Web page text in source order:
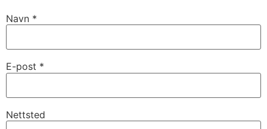
Navn *
E-post *
Nettsted